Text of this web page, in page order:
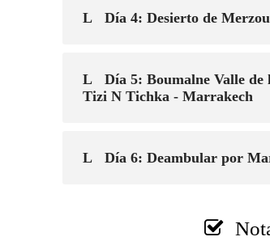
Día 4: Desierto de
Día 5: Boumalne Valle de
Tizi N Tichka - Marrakech
Día 6: Deambular por